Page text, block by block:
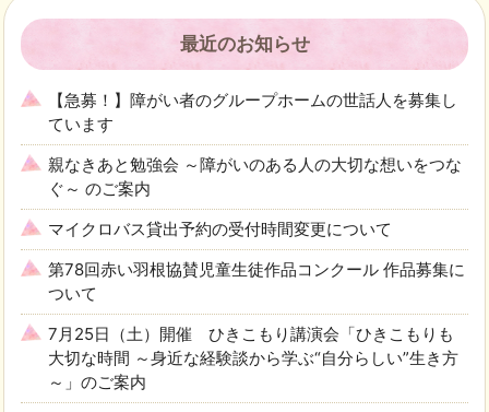
最近のお知らせ
【急募！】障がい者のグループホームの世話人を募集し
ています
親なきあと勉強会 ～障がいのある人の大切な想いをつな
ぐ～ のご案内
マイクロバス貸出予約の受付時間変更について
第78回赤い羽根協賛児童生徒作品コンクール 作品募集に
ついて
7月25日（土）開催 ひきこもり講演会「ひきこもりも
大切な時間 ～身近な経験談から学ぶ“自分らしい”生き方
～」のご案内